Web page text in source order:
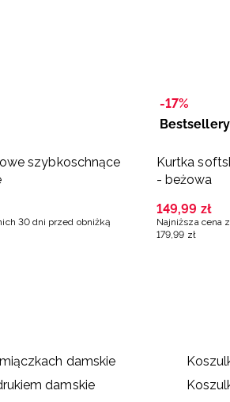
szybkoschnące
30 dni przed obniżką
-17%
Bestsellery
Kurtka
- beżowa
149,99 zł
Najniższa cena
179 ,99 zł
damskie
damskie